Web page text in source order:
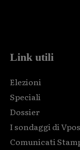
Link utili
Elezioni
Speciali
Dossier
I sondaggi di
Comunicati